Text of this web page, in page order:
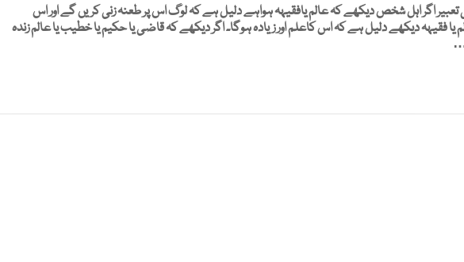
اگر اہل شخص دیکھے کہ عالم یافقیہہ ہواہے دلیل ہے کہ لوگ اس پر طعنہ زنی کریں گے اور اس
یا فقیہہ دیکھے دلیل ہے کہ اس کاعلم اور زیادہ ہوگا۔ اگر دیکھے کہ قاضی یا حکیم یا خطیب یا عالم زندہ